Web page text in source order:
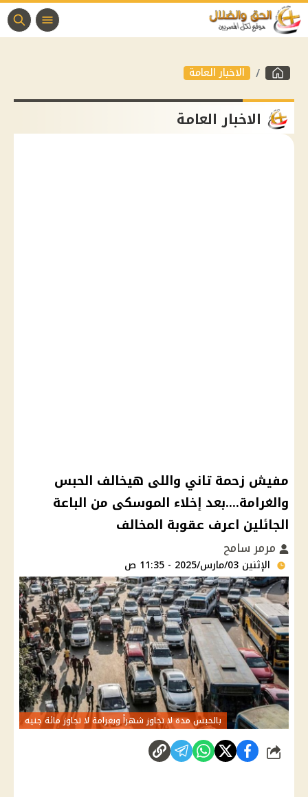
الاخبار العامة
الاخبار العامة
مفيش زحمة تاني واللى هيخالف الحبس
والغرامة....بعد إخلاء الموسكى من الباعة
الجائلين اعرف عقوبة المخالف
مرمر سامح
الإثنين 03/مارس/2025 - 11:35 ص
بالحبس مدة لا تجاوز شهراً وبغرامة لا تجاوز مائة جنيه
شارك